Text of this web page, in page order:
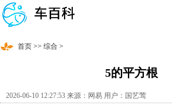
首页 >> 综合 >
5的平方根
2026-06-10 12:27:53 来源：网易 用户：国艺莺